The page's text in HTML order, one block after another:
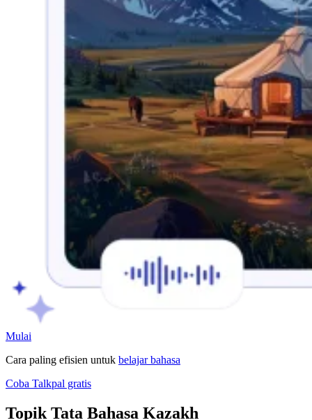
Mulai
Cara paling efisien untuk belajar bahasa
Coba Talkpal gratis
Topik Tata Bahasa Kazakh